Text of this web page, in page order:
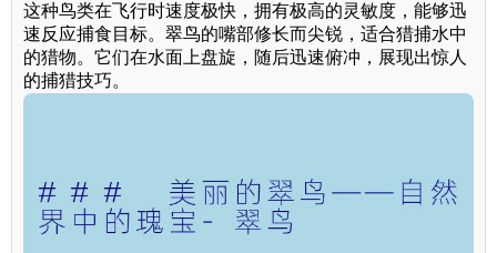
这种鸟类在飞行时速度极快，拥有极高的灵敏度，能够迅
速反应捕食目标。翠鸟的嘴部修长而尖锐，适合猎捕水中
的猎物。它们在水面上盘旋，随后迅速俯冲，展现出惊人
的捕猎技巧。